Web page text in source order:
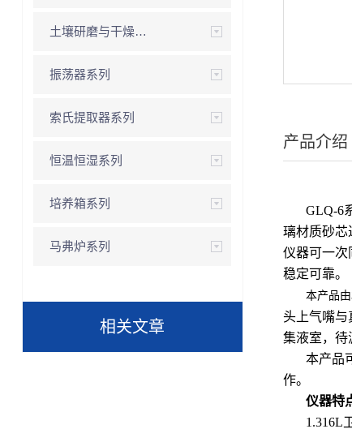
土壤研磨与干燥箱系列
振荡器系列
索氏提取器系列
恒温恒湿系列
培养箱系列
马弗炉系列
相关文章
产品介绍
GLQ-6
璃材质砂芯
仪器可一次
稳定可靠。
本产品由
头上气嘴
集液室，待
本产品
作。
仪器特
1.316L